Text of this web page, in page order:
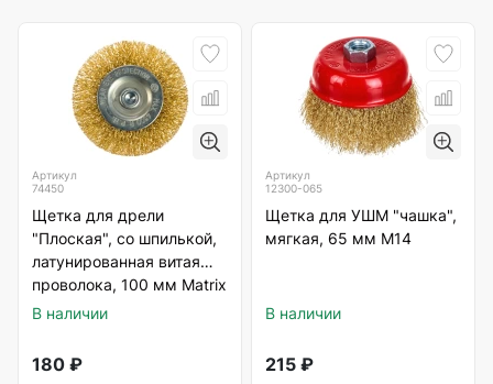
Артикул
74450
Щетка для дрели
"Плоская", со шпилькой,
латунированная витая
проволока, 100 мм Matrix
В наличии
180 ₽
Артикул
12300-065
Щетка для УШМ "чашка",
мягкая, 65 мм М14
В наличии
215 ₽